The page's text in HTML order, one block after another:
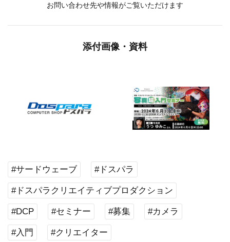
お問い合わせ先や情報がご覧いただけます
添付画像・資料
#サードウェーブ #ドスパラ
#ドスパラクリエイティブプロダクション
#DCP #セミナー #募集 #カメラ
#入門 #クリエイター